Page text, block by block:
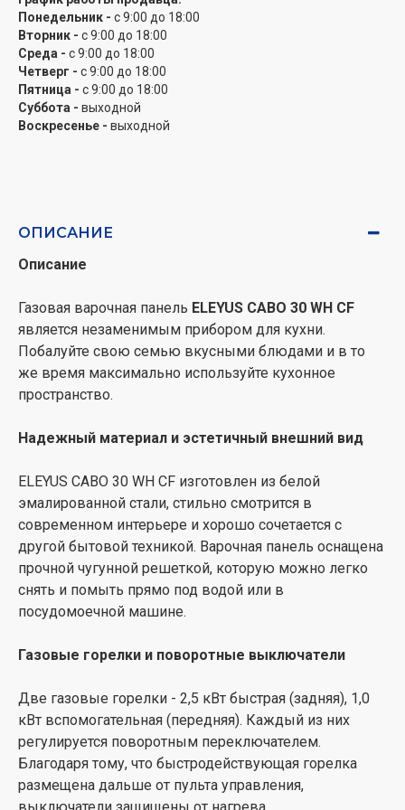
Варочные поверхности ELEYUS соответствуют
современным стандартам безопасности, поэтому
оснащены системой контроля газа, которая
прекращает подачу газа в случае случайного тушения
пламени. Для комфортного повседневного
Удобное подключение
Вы можете выбрать то подключение, которое
сжиженным газом. Для этого варочные поверхности
поставляются в комплекте с набором форсунок.
5 лет гарантии – высокое качество!
Компания ELEYUS уверена в качестве и надежности
предоставляет полную гарантию 5 лет и
сервисных центров в каждом регионе Украины.
Понедельник - с 9:00 до 18:00
Вторник - с 9:00 до 18:00
Среда - с 9:00 до 18:00
Четверг - с 9:00 до 18:00
Пятница - с 9:00 до 18:00
Суббота - выходной
Воскресенье - выходной
ОПИСАНИЕ
Описание
Газовая варочная панель ELEYUS CABO 30 WH CF
является незаменимым прибором для кухни.
Побалуйте свою семью вкусными блюдами и в то
же время максимально используйте кухонное
пространство.
Надежный материал и эстетичный внешний вид
ELEYUS CABO 30 WH CF изготовлен из белой
эмалированной стали, стильно смотрится в
современном интерьере и хорошо сочетается с
другой бытовой техникой. Варочная панель оснащена
прочной чугунной решеткой, которую можно легко
снять и помыть прямо под водой или в
посудомоечной машине.
Газовые горелки и поворотные выключатели
Две газовые горелки - 2,5 кВт быстрая (задняя), 1,0
кВт вспомогательная (передняя). Каждый из них
регулируется поворотным переключателем.
Благодаря тому, что быстродействующая горелка
размещена дальше от пульта управления,